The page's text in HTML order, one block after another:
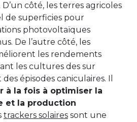
. D’un côté, les terres agricoles
superficies pour
photovoltaïques
De l’autre côté, les
les rendements
les cultures des sur
épisodes caniculaires. Il
à la fois à optimiser la
et la production
trackers solaires sont une